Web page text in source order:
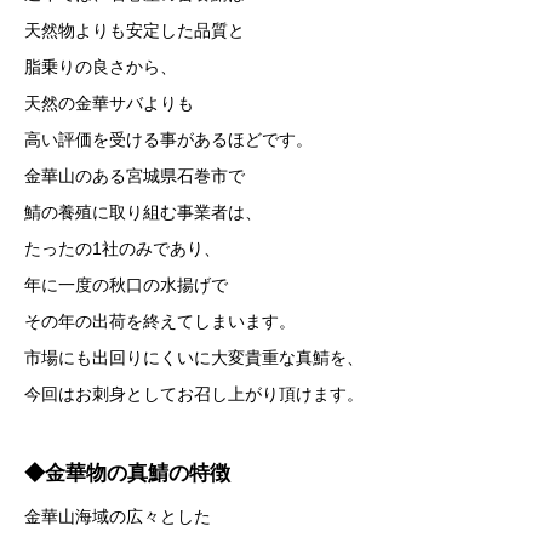
天然物よりも安定した品質と
脂乗りの良さから、
天然の金華サバよりも
高い評価を受ける事があるほどです。
金華山のある宮城県石巻市で
鯖の養殖に取り組む事業者は、
たったの1社のみであり、
年に一度の秋口の水揚げで
その年の出荷を終えてしまいます。
市場にも出回りにくいに大変貴重な真鯖を、
今回はお刺身としてお召し上がり頂けます。
◆金華物の真鯖の特徴
金華山海域の広々とした